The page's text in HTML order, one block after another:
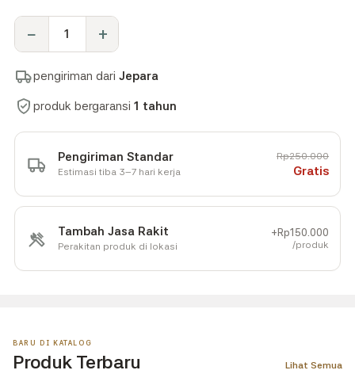
Nakas
Minimalis
Multifungsi
− +
pengiriman dari Jepara
produk bergaransi 1 tahun
Pengiriman Standar
Estimasi tiba 3–7 hari kerja
Rp250.000
Gratis
Tambah Jasa Rakit
Perakitan produk di lokasi
+Rp150.000
/produk
BARU DI KATALOG
Produk Terbaru Lihat Semua